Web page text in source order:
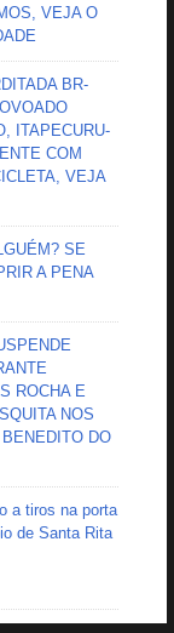
VEJA O
BR-
ITAPECURU-
COM
VEJA
SE
A PENA
ROCHA E
NOS
DO
a tiros na porta
de Santa Rita